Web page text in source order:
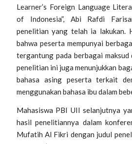
Learner’s Foreign Language
of Indonesia”, Abi Rafdi
penelitian yang telah ia lakukan.
bahwa peserta mempunyai
tergantung pada berbagai maksud
penelitian ini juga menunjukkan
bahasa asing peserta terkait
menggunakan bahasa ibu dalam
Mahasiswa PBI UII selanjutnya
hasil penelitiannya dalam
Mufatih Al Fikri dengan judul